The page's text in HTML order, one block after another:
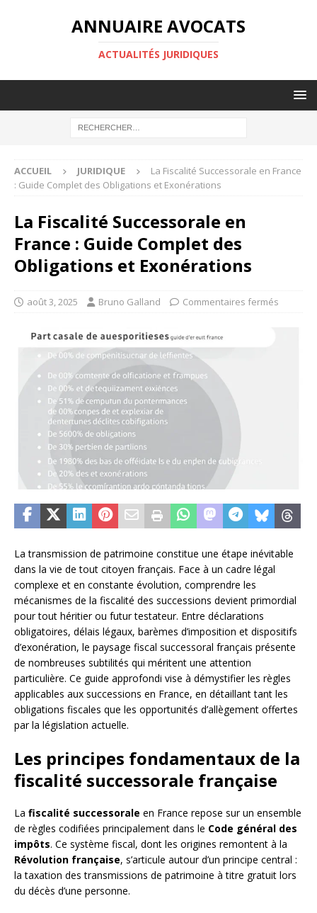
ANNUAIRE AVOCATS
ACTUALITÉS JURIDIQUES
ACCUEIL JURIDIQUE
La Fiscalité Successorale en France
: Guide Complet des Obligations et Exonérations
La Fiscalité Successorale en
France : Guide Complet des
Obligations et Exonérations
août 3, 2025 Bruno Galland Commentaires fermés
La transmission de patrimoine constitue une étape inévitable
dans la vie de tout citoyen français. Face à un cadre légal
complexe et en constante évolution, comprendre les
mécanismes de la fiscalité des successions devient primordial
pour tout héritier ou futur testateur. Entre déclarations
obligatoires, délais légaux, barèmes d’imposition et dispositifs
d’exonération, le paysage fiscal successoral français présente
de nombreuses subtilités qui méritent une attention
particulière. Ce guide approfondi vise à démystifier les règles
applicables aux successions en France, en détaillant tant les
obligations fiscales que les opportunités d’allègement offertes
par la législation actuelle.
Les principes fondamentaux de la
fiscalité successorale française
La fiscalité successorale en France repose sur un ensemble
de règles codifiées principalement dans le Code général des
impôts. Ce système fiscal, dont les origines remontent à la
Révolution française, s’articule autour d’un principe central :
la taxation des transmissions de patrimoine à titre gratuit lors
du décès d’une personne.